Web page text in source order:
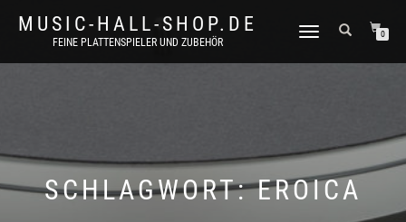
MUSIC-HALL-SHOP.DE
FEINE PLATTENSPIELER UND ZUBEHÖR
NAVIGATION
0
SCHLAGWORT:EROICA